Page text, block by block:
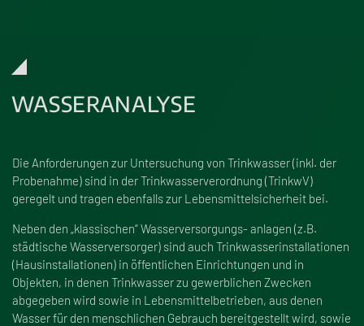
WASSERANALYSE
Die Anforderungen zur Untersuchung von Trinkwasser (inkl. der
Probenahme) sind in der Trinkwasserverordnung (TrinkwV)
geregelt und tragen ebenfalls zur Lebensmittelsicherheit bei.
Neben den „klassischen“ Wasserversorgungs- anlagen (z.B.
städtische Wasserversorger) sind auch Trinkwasserinstallationen
(Hausinstallationen) in öffentlichen Einrichtungen und in
Objekten, in denen Trinkwasser zu gewerblichen Zwecken
abgegeben wird sowie in Lebensmittelbetrieben, aus denen
Wasser für den menschlichen Gebrauch bereitgestellt wird, sowie